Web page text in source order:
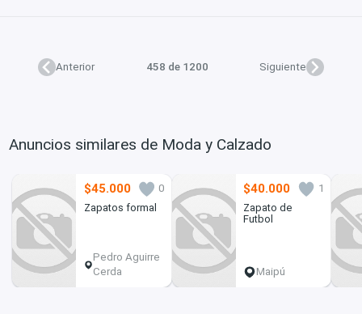
Anterior 458 de 1200 Siguiente
Anuncios similares de Moda y Calzado
$45.000
0
Zapatos formal
Pedro Aguirre
Cerda
$40.000
1
Zapato de
Futbol
Maipú